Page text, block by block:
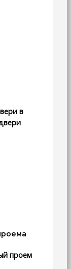
в
проем